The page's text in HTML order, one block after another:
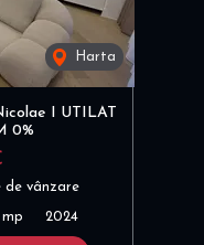
Harta
I UTILAT
0%
de vânzare
mp 2024